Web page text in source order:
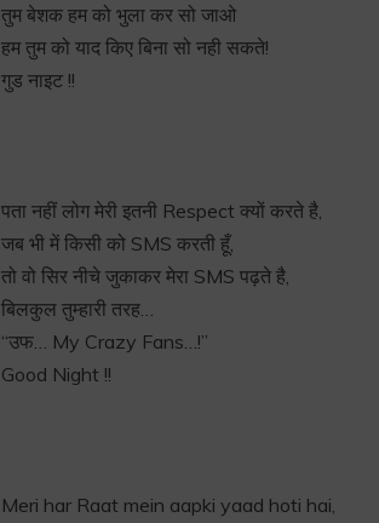
तुम बेशक हम को भुला कर सो जाओ
हम तुम को याद किए बिना सो नही सकते!
गुड नाइट !!
पता नहीं लोग मेरी इतनी Respect क्यों करते है,
जब भी में किसी को SMS करती हूँ,
तो वो सिर नीचे जुकाकर मेरा SMS पढ़ते है,
बिलकुल तुम्हारी तरह…
“उफ… My Crazy Fans…!”
Good Night !!
Meri har Raat mein aapki yaad hoti hai,